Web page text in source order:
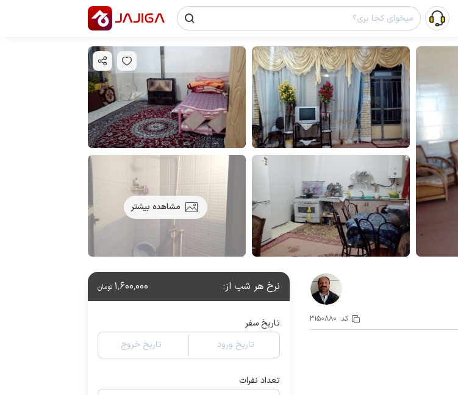
مشاهده بیشتر
کد: 3150880
نرخ هر شب از: 1٬600٬000 تومان
تاریخ سفر
تاریخ ورود
تاریخ خروج
تعداد نفرات